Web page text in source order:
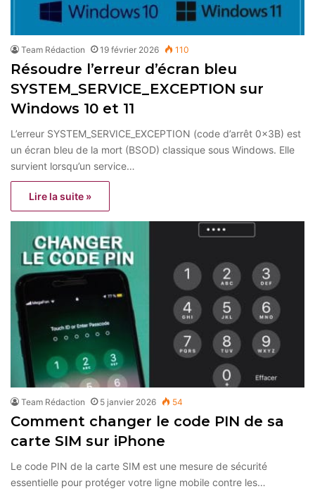
Team Rédaction 19 février 2026 110
Résoudre l’erreur d’écran bleu
SYSTEM_SERVICE_EXCEPTION sur
Windows 10 et 11
L’erreur SYSTEM_SERVICE_EXCEPTION (code d’arrêt 0x3B) est
un écran bleu de la mort (BSOD) classique sous Windows. Elle
survient lorsqu’un service…
Lire la suite »
Team Rédaction 5 janvier 2026 54
Comment changer le code PIN de sa
carte SIM sur iPhone
Le code PIN de la carte SIM est une mesure de sécurité
essentielle pour protéger votre ligne mobile contre les…